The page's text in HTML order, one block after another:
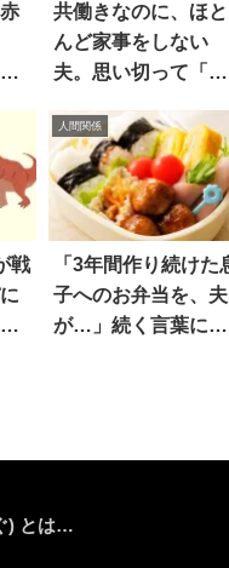
共働きなのに、ほと
んど家事をしない
夫。思い切って「ボ
戦
人間関係
「3年間作り続けた
子へのお弁当を、夫
が…」続く言葉にあ
) とは…